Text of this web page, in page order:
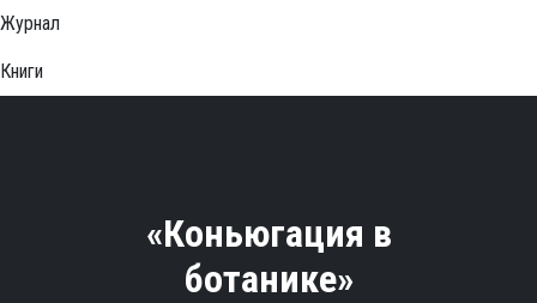
Журнал
Книги
«Коньюгация в
ботанике»